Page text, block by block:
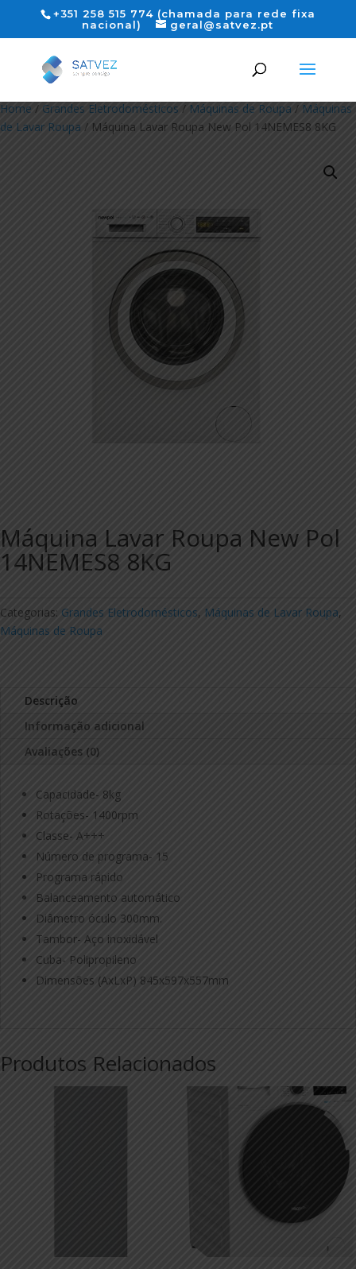
+351 258 515 774 (chamada para rede fixa
nacional)
geral@satvez.pt
Home / Grandes Eletrodomésticos / Máquinas de Roupa / Máquinas
de Lavar Roupa / Máquina Lavar Roupa New Pol 14NEMES8 8KG
Máquina Lavar Roupa New Pol
14NEMES8 8KG
Categorias: Grandes Eletrodomésticos, Máquinas de Lavar Roupa,
Máquinas de Roupa
Descrição
Informação adicional
Avaliações (0)
Capacidade- 8kg
Rotações- 1400rpm
Classe- A+++
Número de programa- 15
Programa rápido
Balanceamento automático
Diâmetro óculo 300mm.
Tambor- Aço inoxidável
Cuba- Polipropileno
Dimensões (AxLxP) 845x597x557mm
Produtos Relacionados